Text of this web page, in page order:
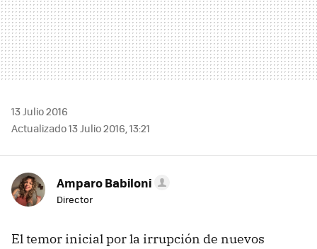
13 Julio 2016
Actualizado 13 Julio 2016, 13:21
Amparo Babiloni
Director
El temor inicial por la irrupción de nuevos